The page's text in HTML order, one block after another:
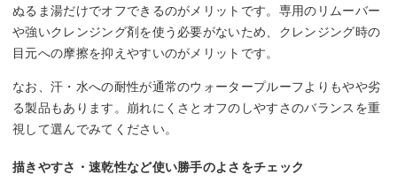
ぬるま湯だけでオフできるのがメリットです。専用のリムーバー
や強いクレンジング剤を使う必要がないため、クレンジング時の
目元への摩擦を抑えやすいのがメリットです。
なお、汗・水への耐性が通常のウォータープルーフよりもやや劣
る製品もあります。崩れにくさとオフのしやすさのバランスを重
視して選んでみてください。
描きやすさ・速乾性など使い勝手のよさをチェック